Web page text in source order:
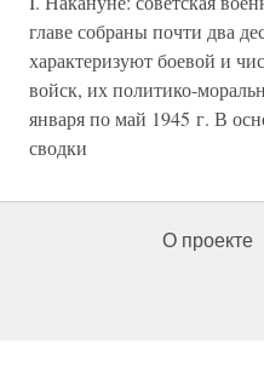
главе собраны почти два
характеризуют боевой и
войск, их политико-
января по май 1945 г. В
сводки
О проекте